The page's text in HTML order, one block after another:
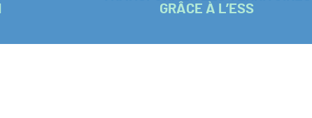
GRÂCE À L’ESS